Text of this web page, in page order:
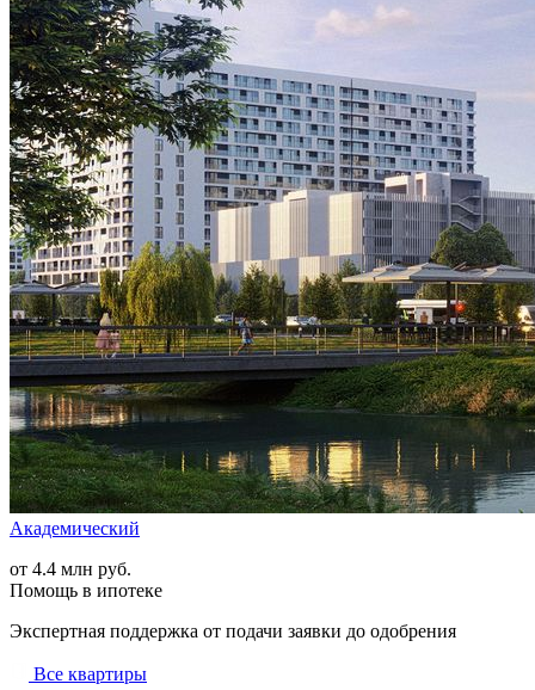
Академический
от 4.4 млн руб.
Помощь в ипотеке
Экспертная поддержка от подачи заявки до одобрения
Все квартиры